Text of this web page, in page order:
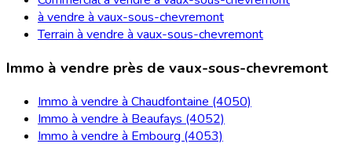
à vendre à vaux-sous-chevremont
Terrain à vendre à vaux-sous-chevremont
Immo à vendre près de vaux-sous-chevremont
Immo à vendre à Chaudfontaine (4050)
Immo à vendre à Beaufays (4052)
Immo à vendre à Embourg (4053)